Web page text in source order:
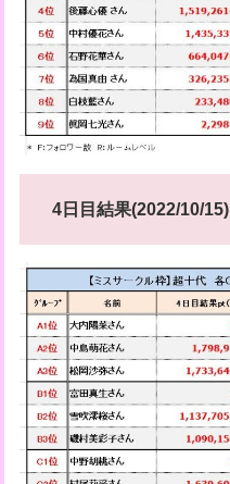
4日目結果(2022/10/15)